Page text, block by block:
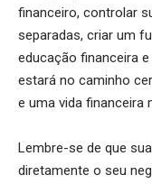
financeiro, controlar
separadas, criar um
educação financeira
estará no caminho
e uma vida financeira
Lembre-se de que
diretamente o seu